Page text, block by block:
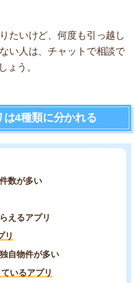
たいけど、何度も引っ越し
い人は、チャットで相談で
ょう。
4種類に分かれる
数が多い
えるアプリ
リ
自物件が多い
いるアプリ